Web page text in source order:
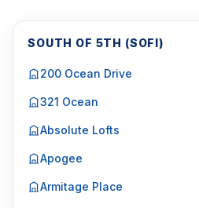
SOUTH OF 5TH (SOFI)
200 Ocean Drive
321 Ocean
Absolute Lofts
Apogee
Armitage Place